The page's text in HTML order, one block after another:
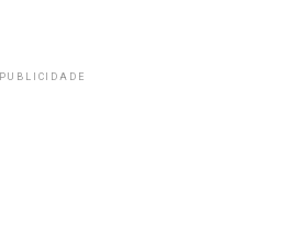
PUBLICIDADE